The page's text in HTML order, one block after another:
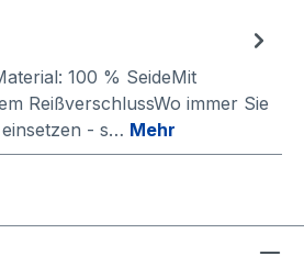
100 % SeideMit
ReißverschlussWo immer Sie
einsetzen - s… Mehr